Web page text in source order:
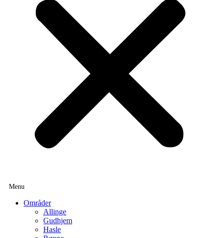
Områder
Allinge
Gudhjem
Hasle